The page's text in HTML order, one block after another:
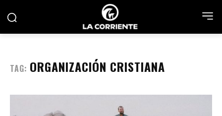
TAG: ORGANIZACIÓN CRISTIANA